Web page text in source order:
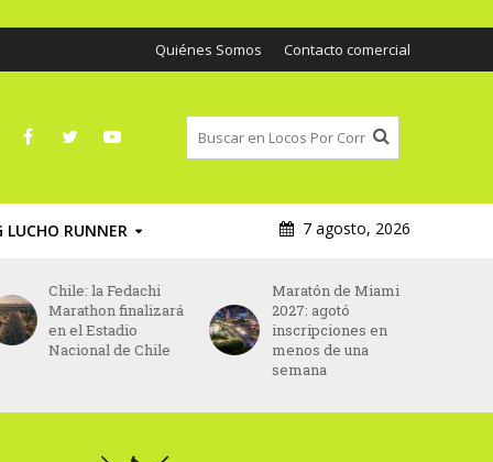
Quiénes Somos Contacto comercial
LUCHO RUNNER 7 agosto, 2026
Maratón de Miami
2027: agotó
inscripciones en
menos de una
Asics será el nuevo
patrocinador
principal del
Maratón de París
desde 2027